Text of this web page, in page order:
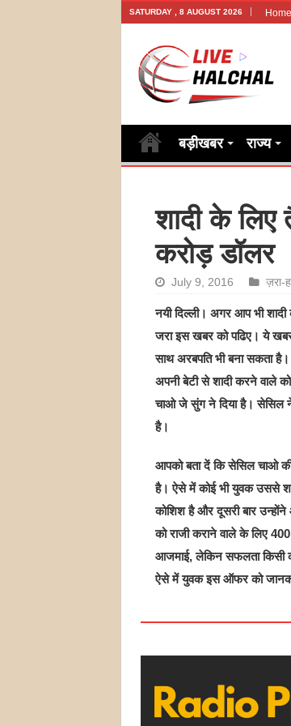
SATURDAY , 8 AUGUST 2026 Home
बड़ीखबर राज्य
शादी के लिए
करोड़ डॉलर
July 9, 2016 ज़रा-
नयी दिल्ली। अगर आप भी
जरा इस खबर को पढिए। ये
साथ अरबपति भी बना सकता
अपनी बेटी से शादी करने वाले
चाओ जे सुंग ने दिया है। सेसिल ने
है।
आपको बता दें कि सेसिल चाओ
है। ऐसे में कोई भी युवक उससे
कोशिश है और दूसरी बार
को राजी कराने वाले के लिए
आजमाई, लेकिन सफलता किसी
ऐसे में युवक इस ऑफर को